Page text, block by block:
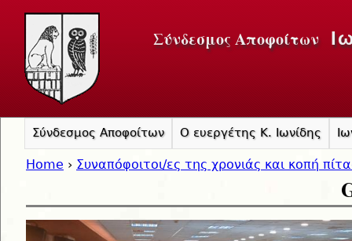
Σύνδεσμος Αποφοίτων
Home › Συναπόφοιτοι/ες της χρονιάς και κοπή
Σύνδεσμος Αποφοίτων Ο ευεργέτης Κ. Ιωνίδης